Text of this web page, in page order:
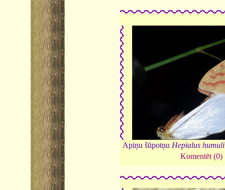
Apiņu šūpotņu Hepialus humuli
Komentēt (0)